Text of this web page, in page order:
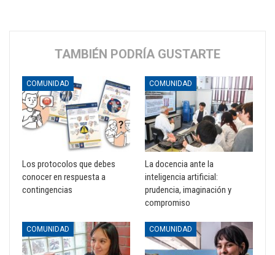
TAMBIÉN PODRÍA GUSTARTE
COMUNIDAD
Los protocolos que debes
conocer en respuesta a
contingencias
COMUNIDAD
La docencia ante la
inteligencia artificial:
prudencia, imaginación y
compromiso
COMUNIDAD COMUNIDAD